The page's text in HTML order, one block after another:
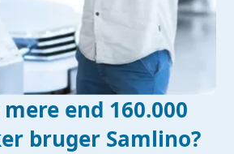
end 160.000
bruger Samlino?